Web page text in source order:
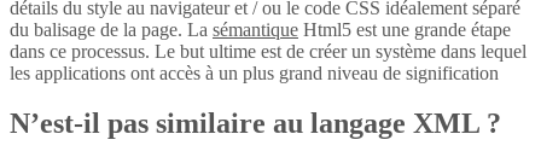
détails du style au navigateur et / ou le code CSS idéalement séparé
du balisage de la page. La sémantique Html5 est une grande étape
dans ce processus. Le but ultime est de créer un système dans lequel
les applications ont accès à un plus grand niveau de signification
N’est-il pas similaire au langage XML ?